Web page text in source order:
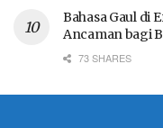
Bahasa Gaul di
Ancaman bagi
73 SHARES